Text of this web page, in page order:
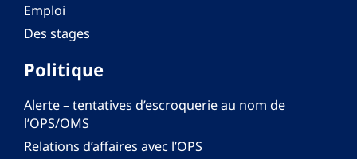
Emploi
Des stages
Politique
Alerte – tentatives d’escroquerie au nom de
l’OPS/OMS
Relations d’affaires avec l’OPS